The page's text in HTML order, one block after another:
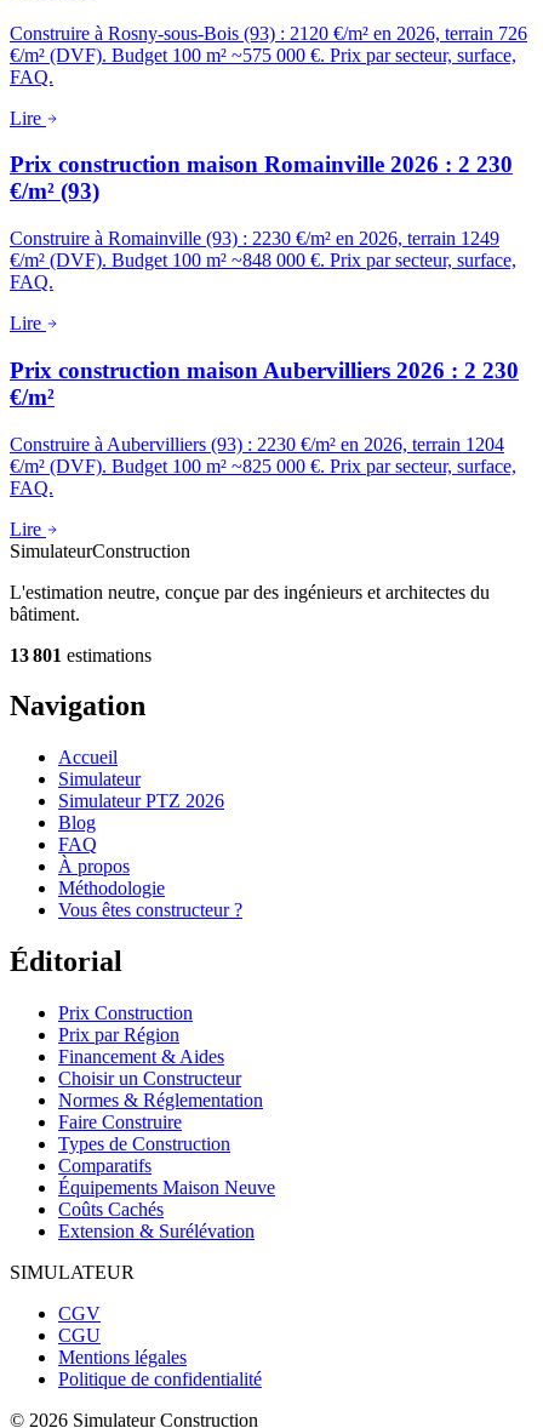
Construire à Rosny-sous-Bois (93) : 2120 €/m² en 2026, terrain 726
€/m² (DVF). Budget 100 m² ~575 000 €. Prix par secteur, surface,
FAQ.
Lire
Prix construction maison Romainville 2026 : 2 230
€/m² (93)
Construire à Romainville (93) : 2230 €/m² en 2026, terrain 1249
€/m² (DVF). Budget 100 m² ~848 000 €. Prix par secteur, surface,
FAQ.
Lire
Prix construction maison Aubervilliers 2026 : 2 230
€/m²
Construire à Aubervilliers (93) : 2230 €/m² en 2026, terrain 1204
€/m² (DVF). Budget 100 m² ~825 000 €. Prix par secteur, surface,
FAQ.
Lire
SimulateurConstruction
L'estimation neutre, conçue par des ingénieurs et architectes du
bâtiment.
13 801 estimations
Navigation
Accueil
Simulateur
Simulateur PTZ 2026
Blog
FAQ
À propos
Méthodologie
Vous êtes constructeur ?
Éditorial
Prix Construction
Prix par Région
Financement & Aides
Choisir un Constructeur
Normes & Réglementation
Faire Construire
Types de Construction
Comparatifs
Équipements Maison Neuve
Coûts Cachés
Extension & Surélévation
SIMULATEUR
CGV
CGU
Mentions légales
Politique de confidentialité
© 2026 Simulateur Construction